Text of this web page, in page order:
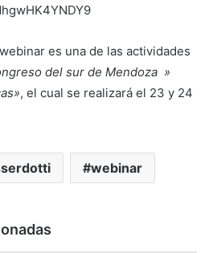
es una de las actividades
del sur de Mendoza »
, el cual se realizará el 23 y 24
webinar